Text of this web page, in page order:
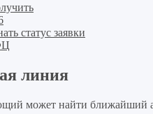
статус заявки
линия
может найти ближайший